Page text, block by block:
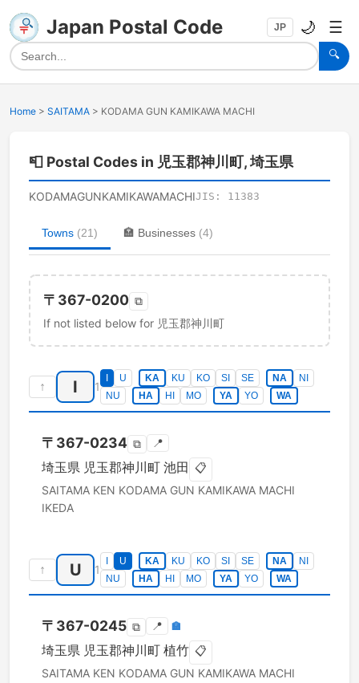
Japan Postal Code
🔍
JP 🌙 ☰
Home > SAITAMA > KODAMA GUN KAMIKAWA MACHI
📮 Postal Codes in 児玉郡神川町, 埼玉県
KODAMAGUNKAMIKAWAMACHIJIS: 11383
Towns (21) 🏣 Businesses (4)
〒 367-0200 ⧉
If not listed below for 児玉郡神川町
↑ I 1
U KA KU KO SI SE NA
NI
NU
HA HI MO YA YO WA
〒 367-0234 ⧉ 📍
埼玉県 児玉郡神川町 池田 📋
SAITAMA KEN KODAMA GUN KAMIKAWA MACHI
IKEDA
↑ U 1
U KA KU KO SI SE NA
NI
NU
HA HI MO YA YO WA
〒 367-0245 ⧉ 📍 🏣
埼玉県 児玉郡神川町 植竹 📋
SAITAMA KEN KODAMA GUN KAMIKAWA MACHI